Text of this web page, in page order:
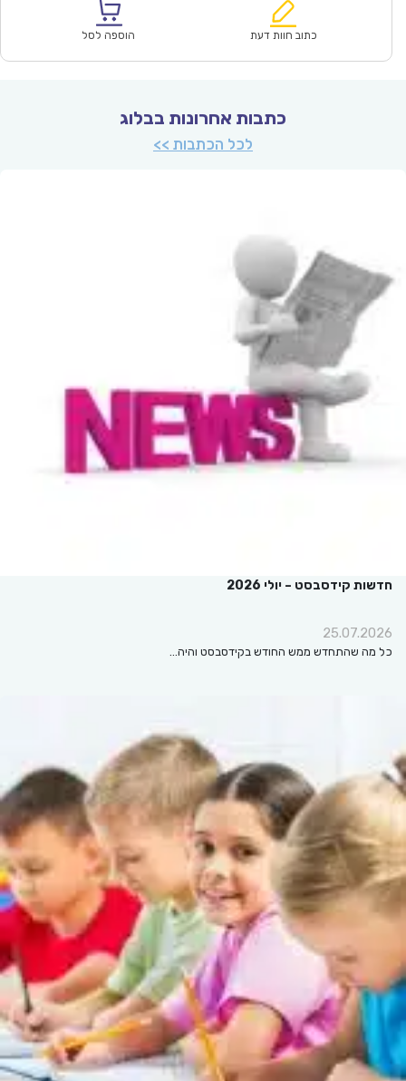
₪67.00.
הוא:
כתוב חוות דעת הוספה לסל
כתבות אחרונות בבלוג
לכל הכתבות >>
חדשות קידסבסט – יולי 2026
25.07.2026
כל מה שהתחדש ממש החודש בקידסבסט והיה…